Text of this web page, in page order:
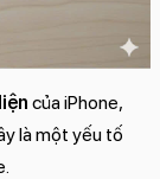
của iPhone,
là một yếu tố